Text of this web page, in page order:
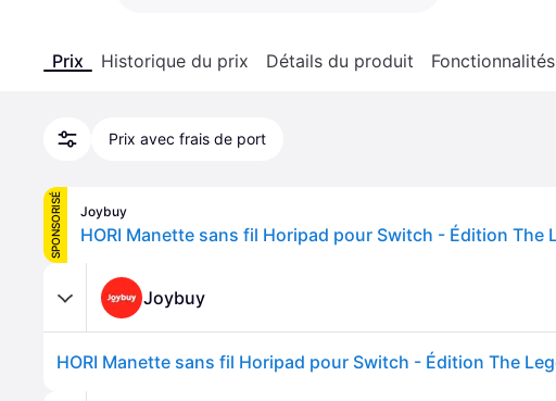
Prix Historique du prix Détails du produit Fonctionnalités
Prix avec frais de port
SPONSORISÉ Joybuy
Joybuy